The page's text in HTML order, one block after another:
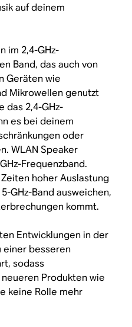
auf deinem
im 2,4-GHz-
Band, das auch von
Geräten wie
Mikrowellen genutzt
das 2,4-GHz-
es bei deinem
oder
WLAN Speaker
Frequenzband.
hoher Auslastung
GHz-Band ausweichen,
kommt.
Entwicklungen in der
einer besseren
sodass
Produkten wie
keine Rolle mehr